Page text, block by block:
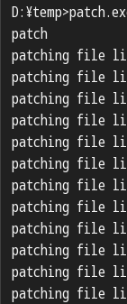
patch
patching file
patching file
patching file
patching file
patching file
patching file
patching file
patching file
patching file
patching file
patching file
patching file